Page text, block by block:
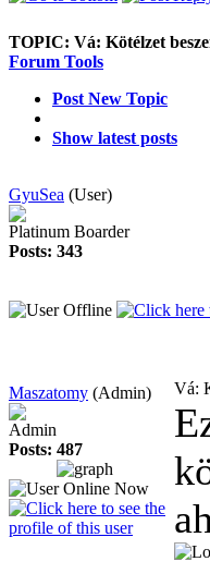
TOPIC: Vá: Kötélzet
Forum Tools
Post New Topic
Show latest posts
GyuSea (User)
Platinum Boarder
Posts: 343
Maszatomy (Admin)
Admin
Posts: 487
Vá: